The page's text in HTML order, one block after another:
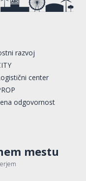
razvoj
center
odgovornost
mestu